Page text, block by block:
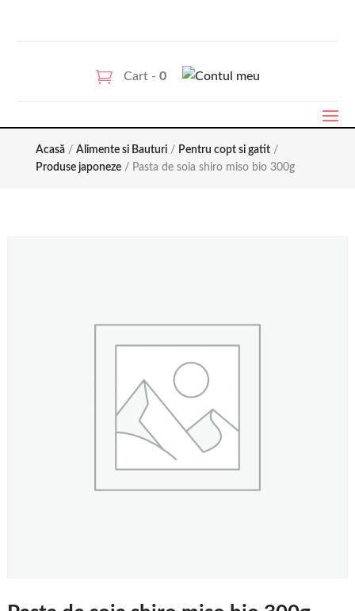
Cart - 0
Acasă/ Alimente si Bauturi/ Pentru copt si gatit/
Produse japoneze/ Pasta de soia shiro miso bio 300g